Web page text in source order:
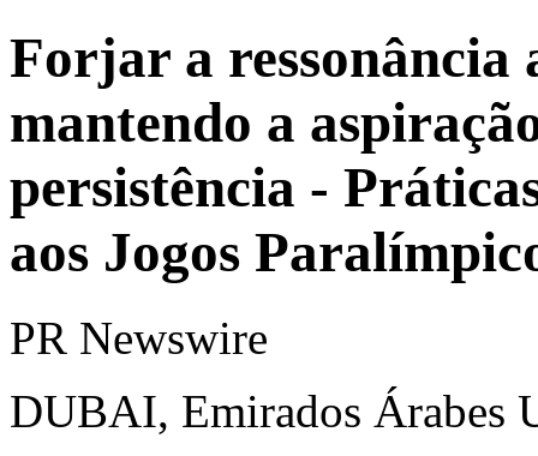
Forjar a ressonância
mantendo a
persistência -
aos Jogos
PR Newswire
DUBAI, Emirados Árabes